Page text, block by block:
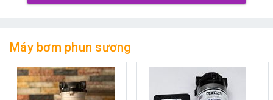
Máy bơm phun sương